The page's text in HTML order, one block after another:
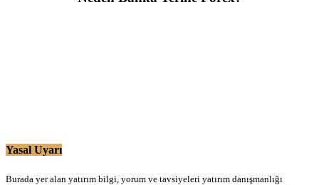
Yasal Uyarı
Burada yer alan yatırım bilgi, yorum ve tavsiyeleri yatırım danışmanlığı